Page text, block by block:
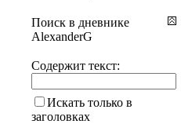
Поиск в дневнике
AlexanderG
Содержит текст:
Искать только в
заголовках